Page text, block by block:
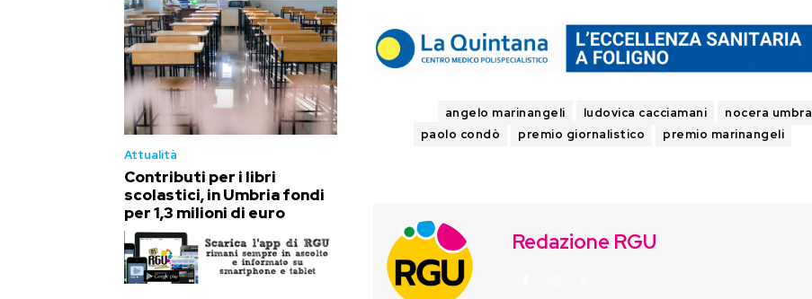
Attualità
Contributi per i libri
scolastici, in Umbria fondi
per 1,3 milioni di euro
angelo marinangeli ludovica cacciamani
nocera umbra
paolo condò
premio giornalistico premio marinangeli
Redazione RGU